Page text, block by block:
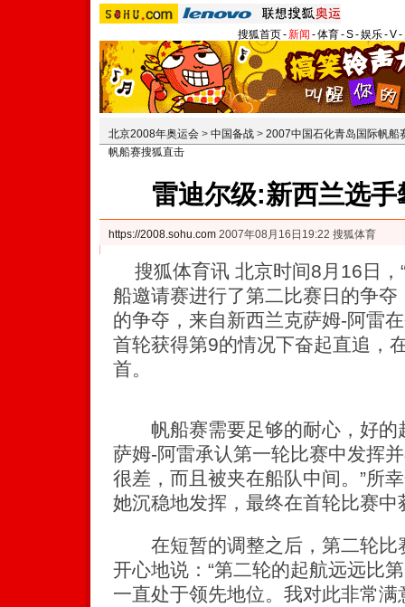
搜狐首页-新闻 -体育-S-娱乐-V-
北京2008年奥运会 > 中国备战 > 2007中国石化青岛国际帆船
帆船赛搜狐直击
雷迪尔级:新西兰选
https://2008.sohu.com 2007年08月16日19:22 搜狐体育
搜狐体育讯 北京时间8月16日，
船邀请赛进行了第二比赛日的争
的争夺，来自新西兰克萨姆-阿雷
首轮获得第9的情况下奋起直追，
首。
帆船赛需要足够的耐心，好的
萨姆-阿雷承认第一轮比赛中发挥
很差，而且被夹在船队中间。”所
她沉稳地发挥，最终在首轮比赛中
在短暂的调整之后，第二轮比
开心地说：“第二轮的起航远远比
一直处于领先地位。我对此非常满